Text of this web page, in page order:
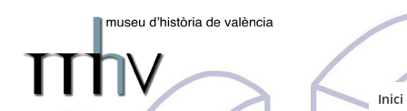
Inici